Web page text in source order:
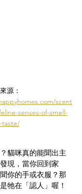
源：
scent
senses-of-smell-
taste/
貓咪真的能聞出主
現，當你回到家
你的手或衣服？那
牠在「認人」喔！